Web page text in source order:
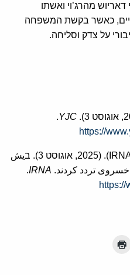
מהרג’וי ואשתו
כאשר בקשת המשפחה
על צדק וסליחה.
YJC
.
https://
خبرگزاری جمهوری اسلامی (IRNA). (2025, אוגוסט 3). ‏בیش
IRNA
.
https://